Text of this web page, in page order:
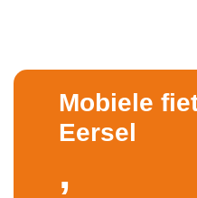
Mobiele
Eersel
,